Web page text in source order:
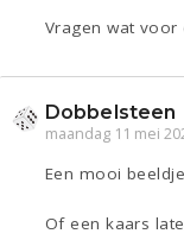
Vragen wat voor
Dobbelsteen
maandag 11 mei
Een mooi beeldje
Of een kaars